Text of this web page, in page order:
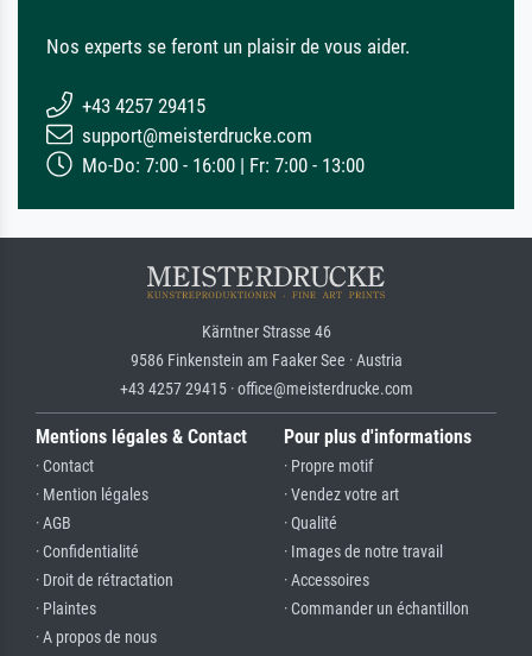
Nos experts se feront un plaisir de vous aider.
+43 4257 29415
support@meisterdrucke.com
Mo-Do: 7:00 - 16:00 | Fr: 7:00 - 13:00
Kärntner Strasse 46
9586 Finkenstein am Faaker See · Austria
+43 4257 29415 · office@meisterdrucke.com
Mentions légales & Contact
· Contact
· Mention légales
· AGB
· Confidentialité
· Droit de rétractation
· Plaintes
· A propos de nous
Pour plus d'informations
· Propre motif
· Vendez votre art
· Qualité
· Images de notre travail
· Accessoires
· Commander un échantillon